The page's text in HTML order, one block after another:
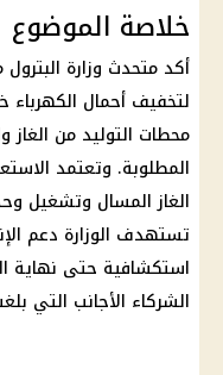
خلاصة الموضوع
أكد متحدث وزارة
محطات التوليد من الغاز
المطلوبة. وتعتمد
الغاز المسال وتشغيل
استكشافية حتى نهاية
الشركاء الأجانب التي بلغت نحو 6.1 مليار دولار